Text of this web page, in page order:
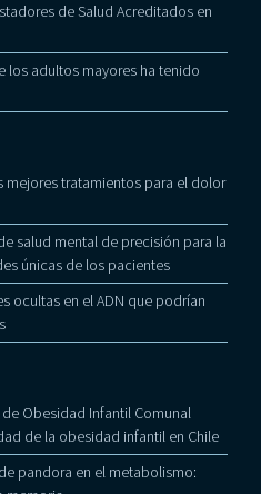
de Salud Acreditados en
los adultos mayores ha tenido
tratamientos para el dolor
salud mental de precisión para la
únicas de los pacientes
ocultas en el ADN que podrían
Obesidad Infantil Comunal
de la obesidad infantil en Chile
pandora en el metabolismo: